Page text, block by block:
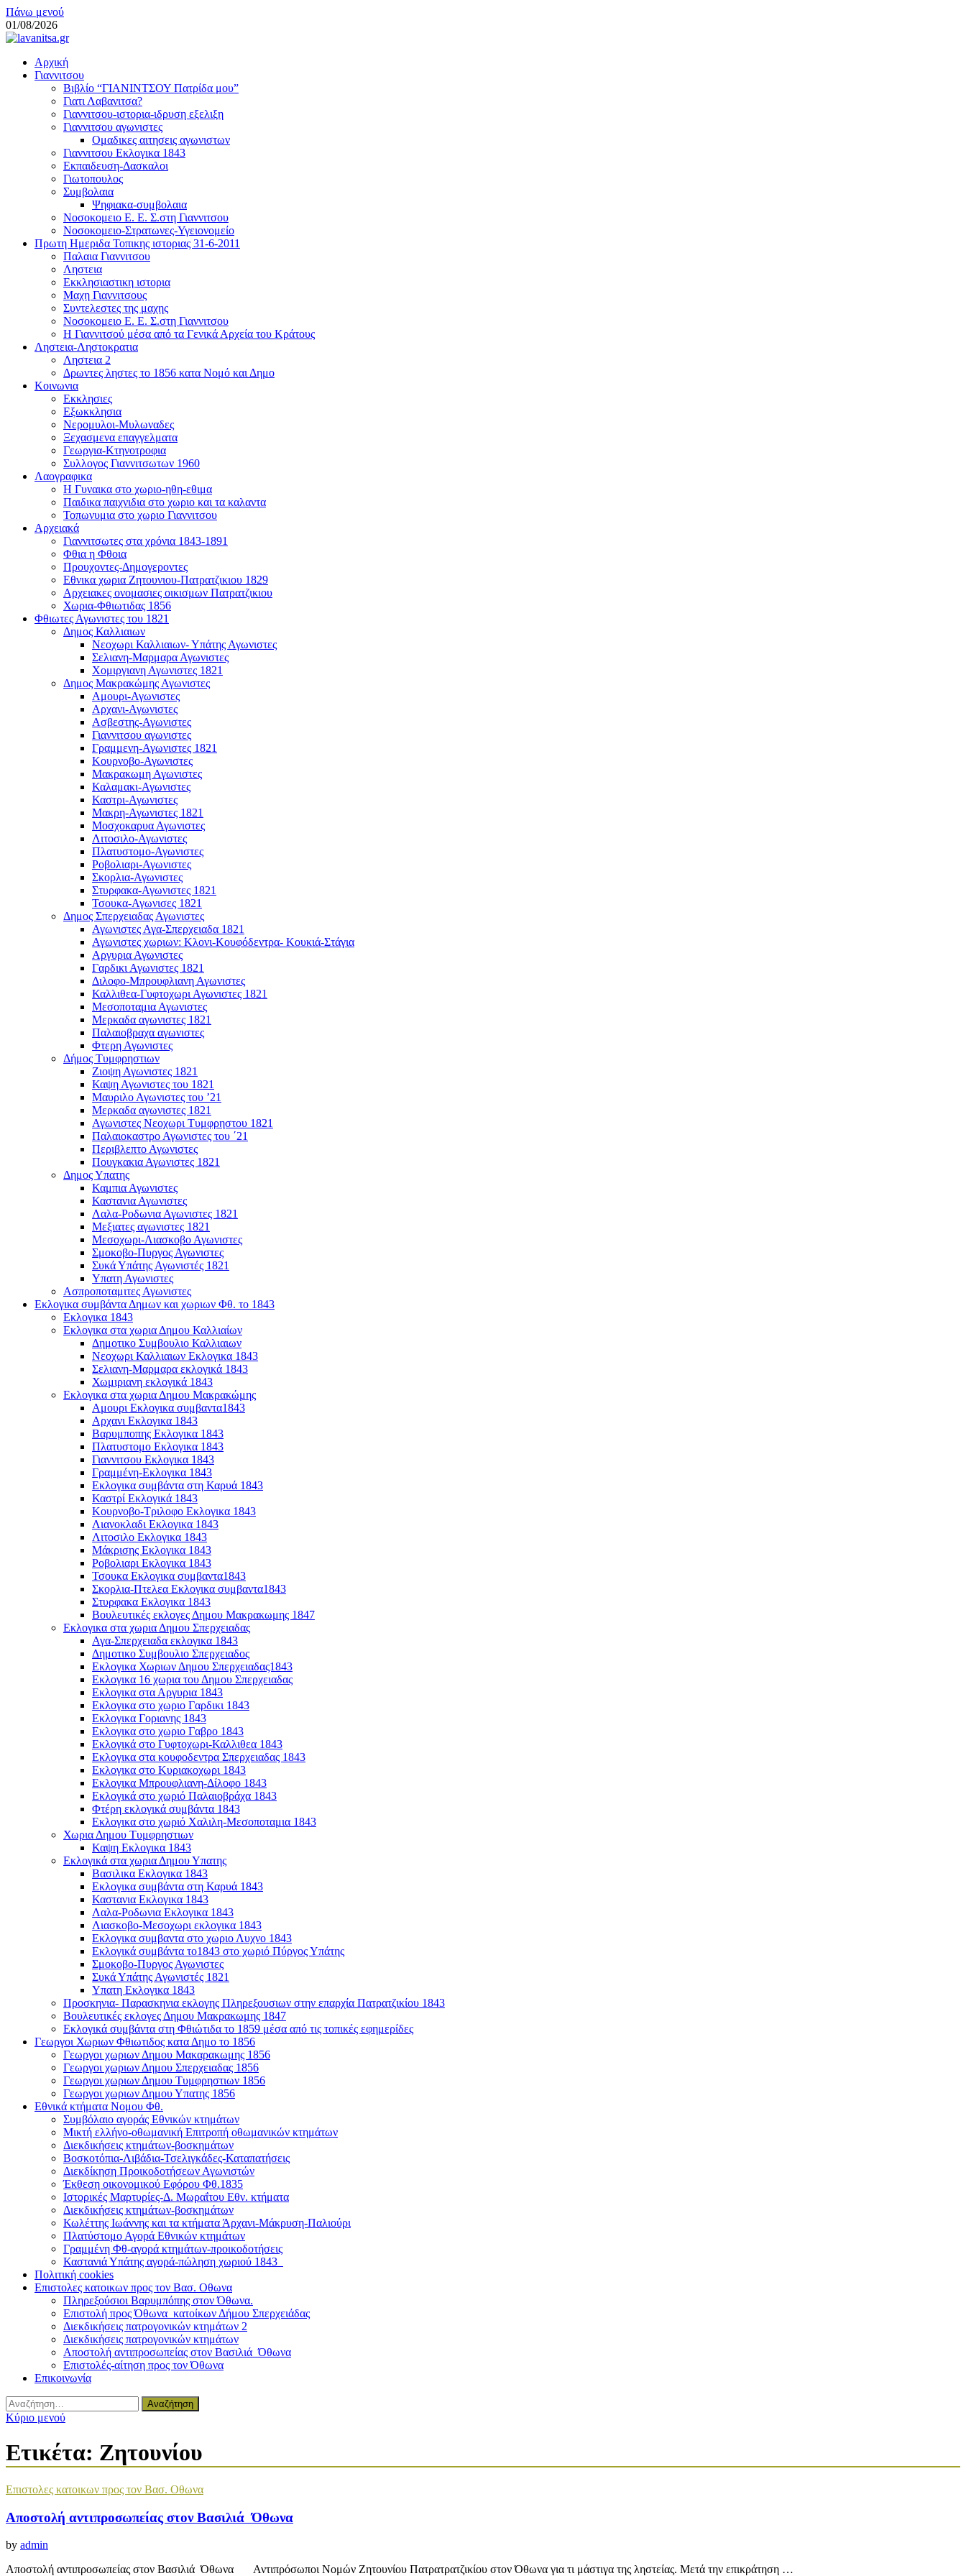
Μεταπηδήστε
στο
περιεχόμενο
Πάνω μενού
01/08/2026
lavanitsa.gr
Το λεύτερο βουνό
Αρχική
Γιαννιτσου
Βιβλίο “ΓΙΑΝΙΝΤΣΟΥ Πατρίδα μου”
Γιατι Λαβανιτσα?
Γιαννιτσου-ιστορια-ιδρυση εξελιξη
Γιαννιτσου αγωνιστες
Ομαδικες αιτησεις αγωνιστων
Γιαννιτσου Εκλογικα 1843
Εκπαιδευση-Δασκαλοι
Γιωτοπουλος
Συμβολαια
Ψηφιακα-συμβολαια
Νοσοκομειο Ε. Ε. Σ.στη Γιαννιτσου
Νοσοκομειο-Στρατωνες-Υγειονομείο
Πρωτη Ημεριδα Τοπικης ιστοριας 31-6-2011
Παλαια Γιαννιτσου
Ληστεια
Εκκλησιαστικη ιστορια
Μαχη Γιαννιτσους
Συντελεστες της μαχης
Νοσοκομειο Ε. Ε. Σ.στη Γιαννιτσου
Η Γιαννιτσού μέσα από τα Γενικά Αρχεία του Κράτους
Ληστεια-Ληστοκρατια
Ληστεια 2
Δρωντες ληστες το 1856 κατα Νομό και Δημο
Κοινωνια
Εκκλησιες
Εξωκκλησια
Νερομυλοι-Μυλωναδες
Ξεχασμενα επαγγελματα
Γεωργια-Κτηνοτροφια
Συλλογος Γιαννιτσωτων 1960
Λαογραφικα
Η Γυναικα στο χωριο-ηθη-εθιμα
Παιδικα παιχνιδια στο χωριο και τα καλαντα
Τοπωνυμια στο χωριο Γιαννιτσου
Αρχειακά
Γιαννιτσωτες στα χρόνια 1843-1891
Φθια η Φθοια
Προυχοντες-Δημογεροντες
Εθνικα χωρια Ζητουνιου-Πατρατζικιου 1829
Αρχειακες ονομασιες οικισμων Πατρατζικιου
Χωρια-Φθιωτιδας 1856
Φθιωτες Αγωνιστες του 1821
Δημος Καλλιαιων
Νεοχωρι Καλλιαιων- Υπάτης Αγωνιστες
Σελιανη-Μαρμαρα Αγωνιστες
Χομιργιανη Αγωνιστες 1821
Δημος Μακρακώμης Αγωνιστες
Αμουρι-Αγωνιστες
Αρχανι-Αγωνιστες
Ασβεστης-Αγωνιστες
Γιαννιτσου αγωνιστες
Γραμμενη-Αγωνιστες 1821
Κουρνοβο-Αγωνιστες
Μακρακωμη Αγωνιστες
Καλαμακι-Αγωνιστες
Καστρι-Αγωνιστες
Μακρη-Αγωνιστες 1821
Μοσχοκαρυα Αγωνιστες
Λιτοσιλο-Αγωνιστες
Πλατυστομο-Αγωνιστες
Ροβολιαρι-Αγωνιστες
Σκορλια-Αγωνιστες
Στυρφακα-Αγωνιστες 1821
Τσουκα-Αγωνισες 1821
Δημος Σπερχειαδας Αγωνιστες
Αγωνιστες Αγα-Σπερχειαδα 1821
Αγωνιστες χωριων: Κλονι-Κουφόδεντρα- Κουκιά-Στάγια
Αργυρια Αγωνιστες
Γαρδικι Αγωνιστες 1821
Διλοφο-Μπρουφλιανη Αγωνιστες
Καλλιθεα-Γυφτοχωρι Αγωνιστες 1821
Μεσοποταμια Αγωνιστες
Μερκαδα αγωνιστες 1821
Παλαιοβραχα αγωνιστες
Φτερη Αγωνιστες
Δήμος Τυμφρηστιων
Ζιοψη Αγωνιστες 1821
Καψη Αγωνιστες του 1821
Μαυριλο Αγωνιστες του ’21
Μερκαδα αγωνιστες 1821
Αγωνιστες Νεοχωρι Τυμφρηστου 1821
Παλαιοκαστρο Αγωνιστες του ΄21
Περιβλεπτο Αγωνιστες
Πουγκακια Αγωνιστες 1821
Δημος Υπατης
Καμπια Αγωνιστες
Καστανια Αγωνιστες
Λαλα-Ροδωνια Αγωνιστες 1821
Μεξιατες αγωνιστες 1821
Μεσοχωρι-Λιασκοβο Αγωνιστες
Σμοκοβο-Πυργος Αγωνιστες
Συκά Υπάτης Αγωνιστές 1821
Υπατη Αγωνιστες
Ασπροποταμιτες Αγωνιστες
Εκλογικα συμβάντα Δημων και χωριων Φθ. το 1843
Εκλογικα 1843
Εκλογικα στα χωρια Δημου Καλλιαίων
Δημοτικο Συμβουλιο Καλλιαιων
Νεοχωρι Καλλιαιων Εκλογικα 1843
Σελιανη-Μαρμαρα εκλογικά 1843
Χωμιριανη εκλογικά 1843
Εκλογικα στα χωρια Δημου Μακρακώμης
Αμουρι Εκλογικα συμβαντα1843
Αρχανι Εκλογικα 1843
Βαρυμποπης Εκλογικα 1843
Πλατυστομο Εκλογικα 1843
Γιαννιτσου Εκλογικα 1843
Γραμμένη-Εκλογικα 1843
Εκλογικα συμβάντα στη Καρυά 1843
Καστρί Εκλογικά 1843
Κουρνοβο-Τριλοφο Εκλογικα 1843
Λιανοκλαδι Εκλογικα 1843
Λιτοσιλο Εκλογικα 1843
Μάκρισης Εκλογικα 1843
Ροβολιαρι Εκλογικα 1843
Τσουκα Εκλογικα συμβαντα1843
Σκορλια-Πτελεα Εκλογικα συμβαντα1843
Στυρφακα Εκλογικα 1843
Βουλευτικές εκλογες Δημου Μακρακωμης 1847
Εκλογικα στα χωρια Δημου Σπερχειαδας
Αγα-Σπερχειαδα εκλογικα 1843
Δημοτικο Συμβουλιο Σπερχειαδος
Εκλογικα Χωριων Δημου Σπερχειαδας1843
Εκλογικα 16 χωρια του Δημου Σπερχειαδας
Εκλογικα στα Αργυρια 1843
Εκλογικα στο χωριο Γαρδικι 1843
Εκλογικα Γοριανης 1843
Εκλογικα στο χωριο Γαβρο 1843
Εκλογικά στο Γυφτοχωρι-Καλλιθεα 1843
Εκλογικα στα κουφοδεντρα Σπερχειαδας 1843
Εκλογικα στο Κυριακοχωρι 1843
Εκλογικα Μπρουφλιανη-Δίλοφο 1843
Εκλογικά στο χωριό Παλαιοβράχα 1843
Φτέρη εκλογικά συμβάντα 1843
Εκλογικα στο χωριό Χαλιλη-Μεσοποταμια 1843
Χωρια Δημου Τυμφρηστιων
Καψη Εκλογικα 1843
Εκλογικά στα χωρια Δημου Υπατης
Βασιλικα Εκλογικα 1843
Εκλογικα συμβάντα στη Καρυά 1843
Καστανια Εκλογικα 1843
Λαλα-Ροδωνια Εκλογικα 1843
Λιασκοβο-Μεσοχωρι εκλογικα 1843
Εκλογικα συμβαντα στο χωριο Λυχνο 1843
Εκλογικά συμβάντα το1843 στο χωριό Πύργος Υπάτης
Σμοκοβο-Πυργος Αγωνιστες
Συκά Υπάτης Αγωνιστές 1821
Υπατη Εκλογικα 1843
Προσκηνια- Παρασκηνια εκλογης Πληρεξουσιων στην επαρχία Πατρατζικίου 1843
Βουλευτικές εκλογες Δημου Μακρακωμης 1847
Εκλογικά συμβάντα στη Φθιώτιδα το 1859 μέσα από τις τοπικές εφημερίδες
Γεωργοι Χωριων Φθιωτιδος κατα Δημο το 1856
Γεωργοι χωριων Δημου Μακαρακωμης 1856
Γεωργοι χωριων Δημου Σπερχειαδας 1856
Γεωργοι χωριων Δημου Τυμφρηστιων 1856
Γεωργοι χωριων Δημου Υπατης 1856
Εθνικά κτήματα Νομου Φθ.
Συμβόλαιο αγοράς Εθνικών κτημάτων
Μικτή ελλήνο-οθωμανική Επιτροπή οθωμανικών κτημάτων
Διεκδικήσεις κτημάτων-βοσκημάτων
Βοσκοτόπια-Λιβάδια-Τσελιγκάδες-Καταπατήσεις
Διεκδίκηση Προικοδοτήσεων Αγωνιστών
Έκθεση οικονομικού Εφόρου Φθ.1835
Ιστορικές Μαρτυρίες-Δ. Μωραΐτου Εθν. κτήματα
Διεκδικήσεις κτημάτων-βοσκημάτων
Κωλέττης Ιωάννης και τα κτήματα Άρχανι-Μάκρυση-Παλιούρι
Πλατύστομο Αγορά Εθνικών κτημάτων
Γραμμένη Φθ-αγορά κτημάτων-προικοδοτήσεις
Καστανιά Υπάτης αγορά-πώληση χωριού 1843
Πολιτική cookies
Επιστολες κατοικων προς τον Βασ. Οθωνα
Πληρεξούσιοι Βαρυμπόπης στον Όθωνα.
Επιστολή προς Όθωνα κατοίκων Δήμου Σπερχειάδας
Διεκδικήσεις πατρογονικών κτημάτων 2
Διεκδικήσεις πατρογονικών κτημάτων
Αποστολή αντιπροσωπείας στον Βασιλιά Όθωνα
Επιστολές-αίτηση προς τον Όθωνα
Επικοινωνία
Αναζήτηση
για:
Κύριο μενού
Ετικέτα: Ζητουνίου
Επιστολες κατοικων προς τον Βασ. Οθωνα
Αποστολή αντιπροσωπείας στον Βασιλιά Όθωνα
by admin
Αποστολή αντιπροσωπείας στον Βασιλιά Όθωνα Αντιπρόσωποι Νομών Ζητουνίου Πατρατρατζικίου στον Όθωνα για τι μάστιγα της ληστείας. Μετά την επικράτηση …